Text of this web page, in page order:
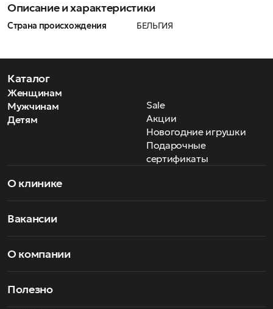
Описание и характеристики
Страна происхождения БЕЛЬГИЯ
Каталог
Женщинам
Мужчинам
Детям
Sale
Акции
Новогодние игрушки
Подарочные
сертификаты
О клинике
Вакансии
О компании
Полезно